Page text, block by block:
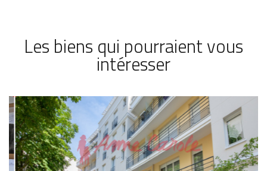
Les biens qui pourraient vous
intéresser